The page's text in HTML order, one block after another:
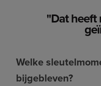
"Dat heeft
Welke
bijgebleven?